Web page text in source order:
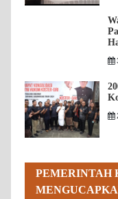
PEMERINTAH